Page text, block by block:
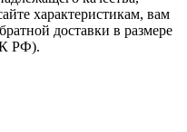
характеристикам, вам
доставки в размере
РФ).